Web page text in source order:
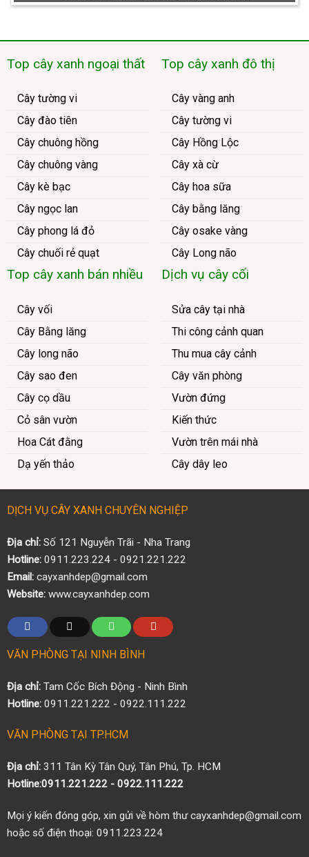
Top cây xanh ngoại thất
Cây tường vi
Cây đào tiên
Cây chuông hồng
Cây chuông vàng
Cây kè bạc
Cây ngọc lan
Cây phong lá đỏ
Cây chuối rẻ quạt
Top cây xanh đô thị
Cây vàng anh
Cây tường vi
Cây Hồng Lộc
Cây xà cừ
Cây hoa sữa
Cây bằng lăng
Cây osake vàng
Cây Long não
Top cây xanh bán nhiều
Cây vối
Cây Bằng lăng
Cây long não
Cây sao đen
Cây cọ dầu
Cỏ sân vườn
Hoa Cát đằng
Dạ yến thảo
Dịch vụ cây cối
Sửa cây tại nhà
Thi công cảnh quan
Thu mua cây cảnh
Cây văn phòng
Vườn đứng
Kiến thức
Vườn trên mái nhà
Cây dây leo
DỊCH VỤ CÂY XANH CHUYÊN NGHIỆP
Địa chỉ:Số 121 Nguyễn Trãi - Nha Trang
Hotline:0911.223.224 - 0921.221.222
Email:cayxanhdep@gmail.com
Website:www.cayxanhdep.com
VĂN PHÒNG TẠI NINH BÌNH
Địa chỉ:Tam Cốc Bích Động - Ninh Bình
Hotline:0911.221.222 - 0922.111.222
VĂN PHÒNG TẠI TP.HCM
Địa chỉ:311 Tân Kỳ Tân Quý, Tân Phú, Tp. HCM
Hotline:0911.221.222 - 0922.111.222
Mọi ý kiến đóng góp, xin gửi về hòm thư cayxanhdep@gmail.com
hoặc số điện thoại: 0911.223.224